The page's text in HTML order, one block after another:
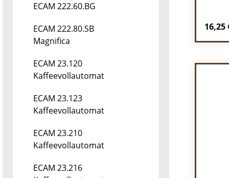
ECAM 222.60.BG
ECAM 222.80.SB
Magnifica
ECAM 23.120
Kaffeevollautomat
ECAM 23.123
Kaffeevollautomat
ECAM 23.210
Kaffeevollautomat
ECAM 23.216
16,25